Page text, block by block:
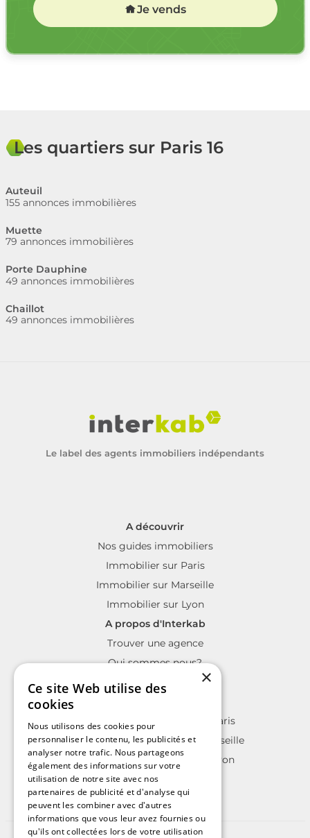
Je vends
Les quartiers sur Paris 16
Auteuil
155 annonces immobilières
Muette
79 annonces immobilières
Porte Dauphine
49 annonces immobilières
Chaillot
49 annonces immobilières
Le label des agents immobiliers indépendants
A découvrir
Nos guides immobiliers
Immobilier sur Paris
Immobilier sur Marseille
Immobilier sur Lyon
A propos d'Interkab
Trouver une agence
Qui sommes nous?
La charte Interkab
Annonces immobilières sur Paris
Annonces immobilières sur Marseille
Annonces immobilières sur Lyon
×
Ce site Web utilise des
cookies
Nous utilisons des cookies pour
personnaliser le contenu, les publicités et
analyser notre trafic. Nous partageons
également des informations sur votre
utilisation de notre site avec nos
partenaires de publicité et d'analyse qui
peuvent les combiner avec d'autres
informations que vous leur avez fournies ou
qu'ils ont collectées lors de votre utilisation